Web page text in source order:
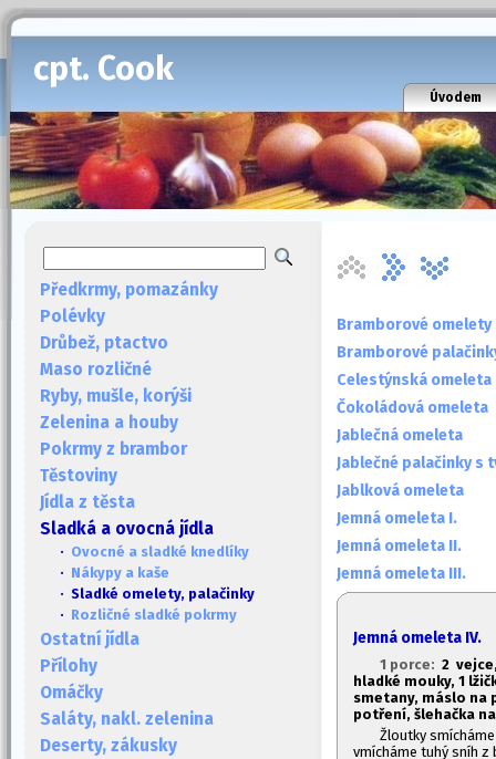
cpt. Cook
Úvodem
Předkrmy, pomazánky
Polévky
Drůbež, ptactvo
Maso rozličné
Ryby, mušle, korýši
Zelenina a houby
Pokrmy z brambor
Těstoviny
Jídla z těsta
Sladká a ovocná jídla
· Ovocné a sladké knedlíky
· Nákypy a kaše
· Sladké omelety, palačinky
· Rozličné sladké pokrmy
Ostatní jídla
Přílohy
Omáčky
Saláty, nakl. zelenina
Deserty, zákusky
Bramborové
Bramborové
Celestýnská omeleta
Čokoládová omeleta
Jablečná omeleta
Jablečné palačinky s
Jablková omeleta
Jemná omeleta I.
Jemná omeleta II.
Jemná omeleta III.
Jemná omeleta IV.
1 porce: 2
hladké mouky, 1
smetany, máslo na
potření, šlehačka
Žloutky
vmícháme tuhý sníh z